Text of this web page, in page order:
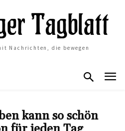
Nachrichten, die bewegen
kann so schön